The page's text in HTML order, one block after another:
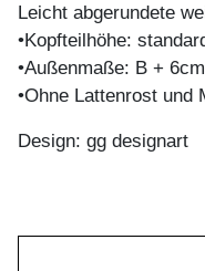
Leicht abgerundete
•Kopfteilhöhe:
•Außenmaße: B +
•Ohne Lattenrost und
Design: gg designart